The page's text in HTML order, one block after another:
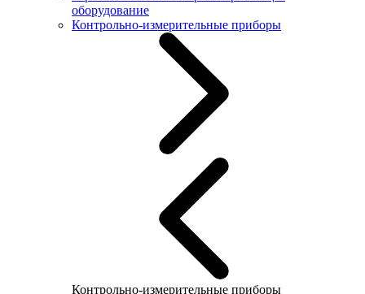
оборудование
Контрольно-измерительные приборы
Контрольно-измерительные приборы